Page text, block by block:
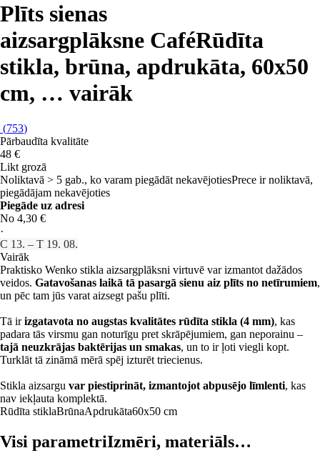
Plīts sienas
aizsargplāksne CaféRūdīta
stikla, brūna, apdrukāta, 60x50
cm, … vairāk
(753)
Pārbaudīta kvalitāte
48 €
Likt grozā
Noliktavā > 5 gab., ko varam piegādāt nekavējotiesPrece ir noliktavā,
piegādājam nekavējoties
Piegāde uz adresi
No 4,30 €
·
C 13. – T 19. 08.
Vairāk
Praktisko Wenko stikla aizsargplāksni virtuvē var izmantot dažādos
veidos. Gatavošanas laikā tā pasargā sienu aiz plīts no netīrumiem,
un pēc tam jūs varat aizsegt pašu plīti.
Tā irizgatavota no augstas kvalitātes rūdīta stikla (4 mm), kas
padara tās virsmu gan noturīgu pret skrāpējumiem, gan neporainu –
tajā neuzkrājas baktērijas un smakas, un to ir ļoti viegli kopt.
Turklāt tā zināmā mērā spēj izturēt triecienus.
Stikla aizsargu var piestiprināt, izmantojot abpusējo līmlenti, kas
nav iekļauta komplektā.
Rūdīta stiklaBrūnaApdrukāta60x50 cm
Visi parametriIzmēri, materiāls…